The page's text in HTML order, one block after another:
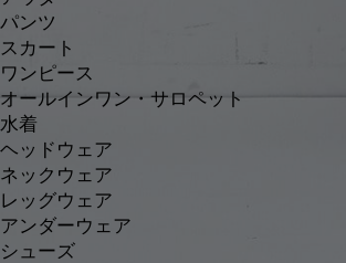
パンツ
スカート
ワンピース
オールインワン・サロペット
水着
ヘッドウェア
ネックウェア
レッグウェア
アンダーウェア
シューズ